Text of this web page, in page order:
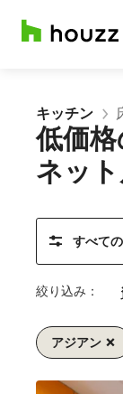
キッチン
低価
ネッ
すべて
絞り込み：
アジアン
へ
へ